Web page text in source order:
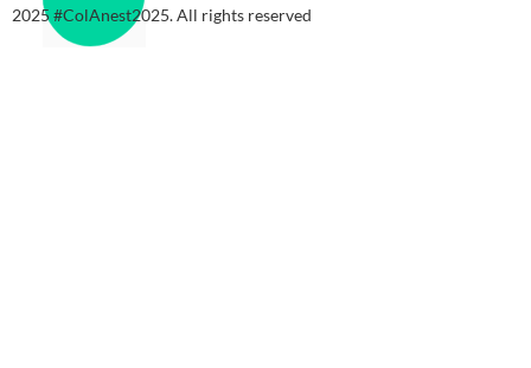
2025 #ColAnest2025. All rights reserved